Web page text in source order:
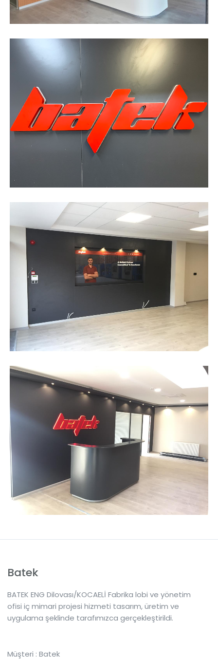
Batek
BATEK ENG Dilovası/KOCAELİ Fabrika lobi ve yönetim
ofisi iç mimari projesi hizmeti tasarım, üretim ve
uygulama şeklinde tarafımızca gerçekleştirildi.
Müşteri : Batek